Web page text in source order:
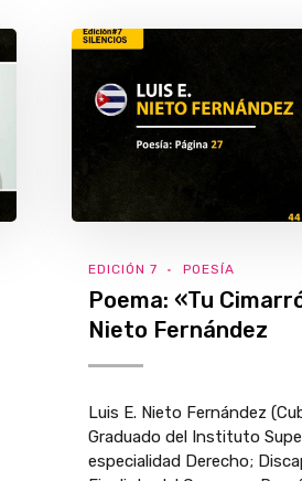
EDICIÓN 7 POESÍA
Poema: «Tu
Nieto Fernández
Luis E. Nieto Fernández
Graduado del Instituto
especialidad Derecho;